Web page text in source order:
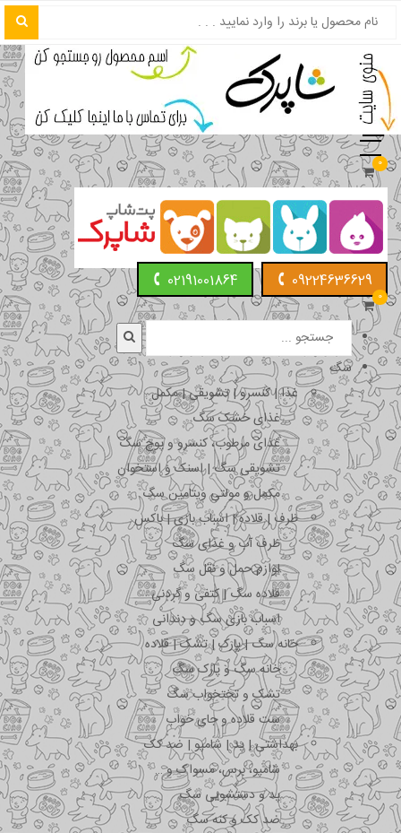
0
09224636629
02191001864
0
سگ
غذا | کنسرو | تشویقی | مکمل
غذای خشک سگ
غذای مرطوب، کنسرو و پوچ سگ
تشویقی سگ | اسنک و استخوان
مکمل و مولتی ویتامین سگ
ظرف | قلاده | اسباب بازی | باکس
ظرف آب و غذای سگ
لوازم حمل و نقل سگ
قلاده سگ | کتفی و گردنی
اسباب بازی سگ و دندانی
خانه سگ | پارک | تشک | قلاده
خانه سگ و پارک سگ
تشک و تختخواب سگ
ست قلاده و جای خواب
بهداشتی | پد | شامپو | ضد کک
شامپو، برس، مسواک و …
پد و دستشویی سگ
ضد کک و کنه سگ